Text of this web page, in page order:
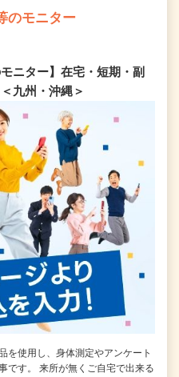
のモニター
ニター】在宅・短期・副
九州・沖縄＞
を使用し、身体測定やアンケート
です。 来所が無くご自宅で出来る